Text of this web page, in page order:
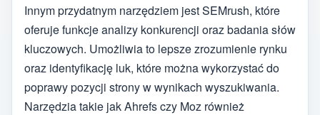
Innym przydatnym narzędziem jest SEMrush, które
oferuje funkcje analizy konkurencji oraz badania słów
kluczowych. Umożliwia to lepsze zrozumienie rynku
oraz identyfikację luk, które można wykorzystać do
poprawy pozycji strony w wynikach wyszukiwania.
Narzędzia takie jak Ahrefs czy Moz również